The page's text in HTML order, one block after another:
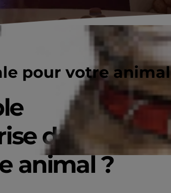
pour votre animal
de
animal ?